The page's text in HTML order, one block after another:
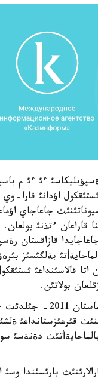
ءئ ءئ م
اؤدانئ قارا-وي
قاراعان ءتذنئ
دة جاعاجايدا قازاقستان
بةلگئسئز
قالاسئنداعئ
بولاتئن.
قئرعئزستانداعئ
دةنةسئ
بارئسئندا وسئ